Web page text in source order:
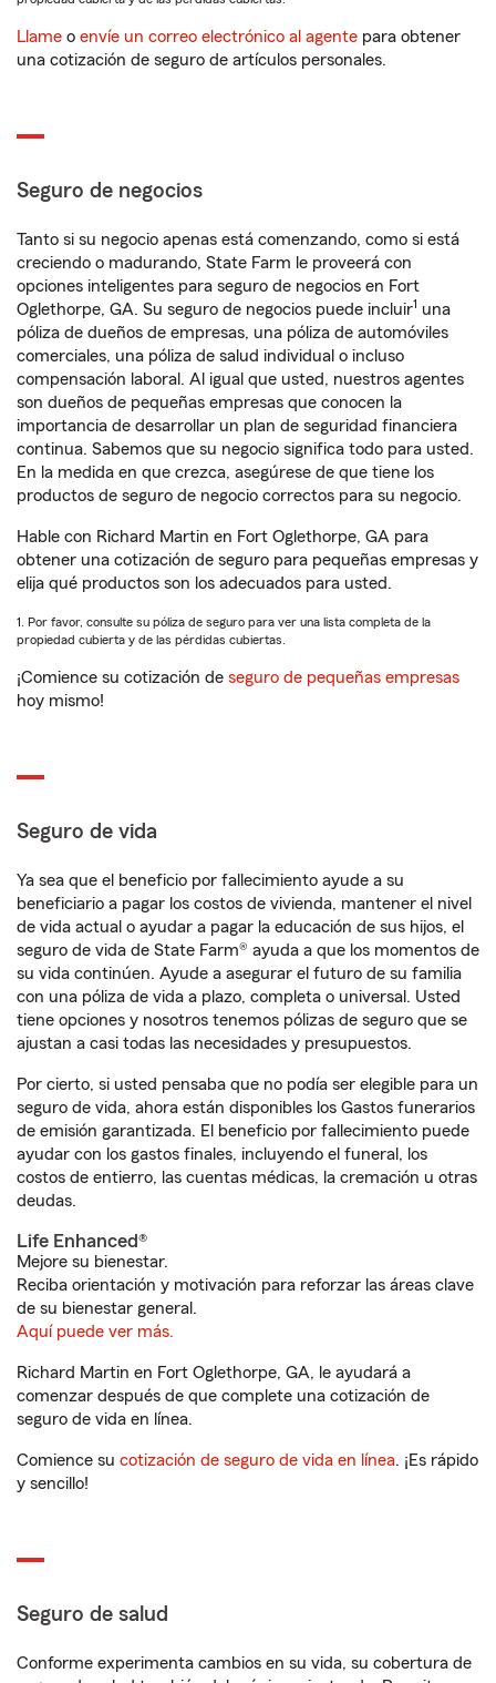
Llame o envíe un correo electrónico al agente para obtener
una cotización de seguro de artículos personales.
Seguro de negocios
Tanto si su negocio apenas está comenzando, como si está
creciendo o madurando, State Farm le proveerá con
opciones inteligentes para seguro de negocios en Fort
Oglethorpe, GA. Su seguro de negocios puede incluir1 una
póliza de dueños de empresas, una póliza de automóviles
comerciales, una póliza de salud individual o incluso
compensación laboral. Al igual que usted, nuestros agentes
son dueños de pequeñas empresas que conocen la
importancia de desarrollar un plan de seguridad financiera
continua. Sabemos que su negocio significa todo para usted.
En la medida en que crezca, asegúrese de que tiene los
productos de seguro de negocio correctos para su negocio.
Hable con Richard Martin en Fort Oglethorpe, GA para
obtener una cotización de seguro para pequeñas empresas y
elija qué productos son los adecuados para usted.
1. Por favor, consulte su póliza de seguro para ver una lista completa de la
propiedad cubierta y de las pérdidas cubiertas.
¡Comience su cotización de seguro de pequeñas empresas
hoy mismo!
Seguro de vida
Ya sea que el beneficio por fallecimiento ayude a su
beneficiario a pagar los costos de vivienda, mantener el nivel
de vida actual o ayudar a pagar la educación de sus hijos, el
seguro de vida de State Farm® ayuda a que los momentos de
su vida continúen. Ayude a asegurar el futuro de su familia
con una póliza de vida a plazo, completa o universal. Usted
tiene opciones y nosotros tenemos pólizas de seguro que se
ajustan a casi todas las necesidades y presupuestos.
Por cierto, si usted pensaba que no podía ser elegible para un
seguro de vida, ahora están disponibles los Gastos funerarios
de emisión garantizada. El beneficio por fallecimiento puede
ayudar con los gastos finales, incluyendo el funeral, los
costos de entierro, las cuentas médicas, la cremación u otras
deudas.
Life Enhanced®
Mejore su bienestar.
Reciba orientación y motivación para reforzar las áreas clave
de su bienestar general.
Aquí puede ver más.
Richard Martin en Fort Oglethorpe, GA, le ayudará a
comenzar después de que complete una cotización de
seguro de vida en línea.
Comience su cotización de seguro de vida en línea. ¡Es rápido
y sencillo!
Seguro de salud
Conforme experimenta cambios en su vida, su cobertura de